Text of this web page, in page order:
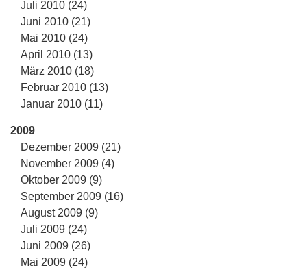
Juli 2010 (24)
Juni 2010 (21)
Mai 2010 (24)
April 2010 (13)
März 2010 (18)
Februar 2010 (13)
Januar 2010 (11)
2009
Dezember 2009 (21)
November 2009 (4)
Oktober 2009 (9)
September 2009 (16)
August 2009 (9)
Juli 2009 (24)
Juni 2009 (26)
Mai 2009 (24)